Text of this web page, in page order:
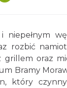
rozbić
oraz
Bramy
który